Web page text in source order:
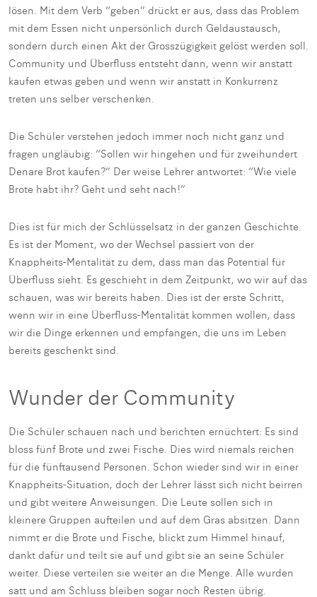
lösen. Mit dem Verb “geben” drückt er aus, dass das Problem
mit dem Essen nicht unpersönlich durch Geldaustausch,
sondern durch einen Akt der Grosszügigkeit gelöst werden soll.
Community und Überfluss entsteht dann, wenn wir anstatt
kaufen etwas geben und wenn wir anstatt in Konkurrenz
treten uns selber verschenken.
Die Schüler verstehen jedoch immer noch nicht ganz und
fragen ungläubig: “Sollen wir hingehen und für zweihundert
Denare Brot kaufen?” Der weise Lehrer antwortet: “Wie viele
Brote habt ihr? Geht und seht nach!”
Dies ist für mich der Schlüsselsatz in der ganzen Geschichte.
Es ist der Moment, wo der Wechsel passiert von der
Knappheits-Mentalität zu dem, dass man das Potential für
Überfluss sieht. Es geschieht in dem Zeitpunkt, wo wir auf das
schauen, was wir bereits haben. Dies ist der erste Schritt,
wenn wir in eine Überfluss-Mentalität kommen wollen, dass
wir die Dinge erkennen und empfangen, die uns im Leben
bereits geschenkt sind.
Wunder der Community
Die Schüler schauen nach und berichten ernüchtert: Es sind
bloss fünf Brote und zwei Fische. Dies wird niemals reichen
für die fünftausend Personen. Schon wieder sind wir in einer
Knappheits-Situation, doch der Lehrer lässt sich nicht beirren
und gibt weitere Anweisungen. Die Leute sollen sich in
kleinere Gruppen aufteilen und auf dem Gras absitzen. Dann
nimmt er die Brote und Fische, blickt zum Himmel hinauf,
dankt dafür und teilt sie auf und gibt sie an seine Schüler
weiter. Diese verteilen sie weiter an die Menge. Alle wurden
satt und am Schluss bleiben sogar noch Resten übrig.